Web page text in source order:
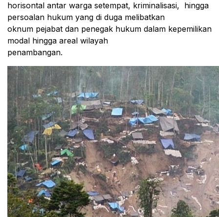
horisontal antar warga setempat, kriminalisasi, hingga
persoalan hukum yang di duga melibatkan
oknum pejabat dan penegak hukum dalam kepemilikan
modal hingga areal wilayah
penambangan.